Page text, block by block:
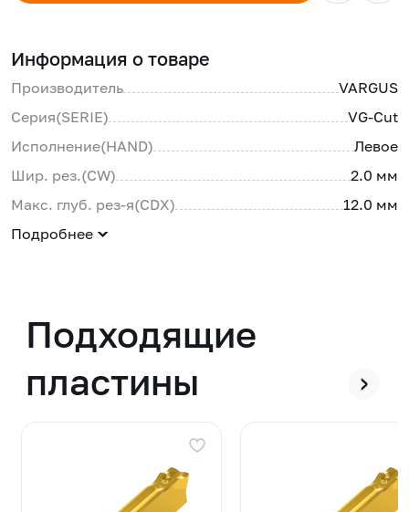
Информация о товаре
Производитель
VARGUS
Серия(SERIE)
VG-Cut
Исполнение(HAND)
Левое
Шир. рез.(CW)
2.0 мм
Макс. глуб. рез-я(CDX)
12.0 мм
Подробнее
Подходящие
пластины
›